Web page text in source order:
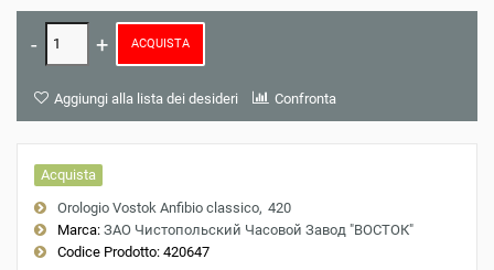
ACQUISTA
Aggiungi alla lista dei desideri Confronta
Acquista
Orologio Vostok Anfibio classico 420
Marca: ЗАО Чистопольский Часовой Завод "ВОСТОК"
Codice Prodotto: 420647